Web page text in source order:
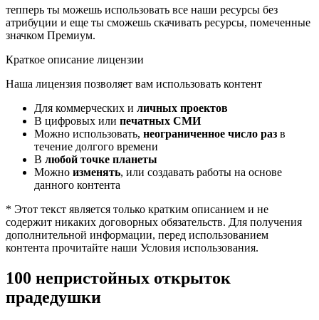
тепперь ты можешь использовать все наши ресурсы без
атрибуции и еще ты сможешь скачивать ресурсы, помеченные
значком Премиум.
Краткое описание лицензии
Наша лицензия позволяет вам использовать контент
Для коммерческих и личных проектов
В цифровых или печатных СМИ
Можно использовать, неограниченное число раз в
течение долгого времени
В любой точке планеты
Можно изменять, или создавать работы на основе
данного контента
* Этот текст является только кратким описанием и не
содержит никаких договорных обязательств. Для получения
дополнительной информации, перед использованием
контента прочитайте наши Условия использования.
100 непристойных открыток
прадедушки